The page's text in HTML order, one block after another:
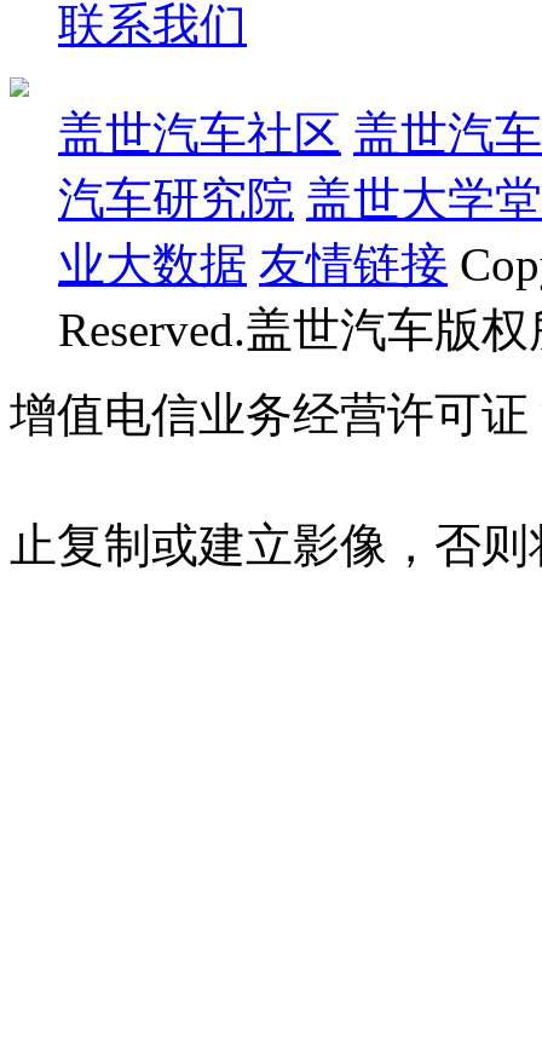
联系我们
盖世汽车社区 盖世汽
汽车研究院 盖世大学堂
业大数据 友情链接
Reserved.盖世汽车版
增值电信业务经营许可证
止复制或建立影像，否